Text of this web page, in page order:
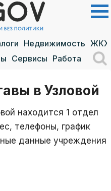
Недвижимость ЖКХ
Сервисы Работа
в Узловой
находится 1 отдел
телефоны, график
данные учреждения